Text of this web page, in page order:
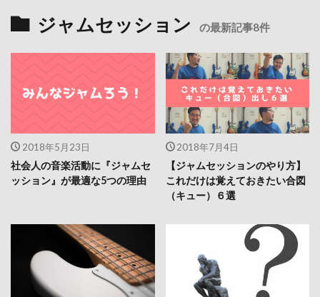
ジャムセッション の最新記事8件
2018年5月23日
社会人の音楽活動に『ジャムセ
ッション』が最適な5つの理由
2018年7月4日
【ジャムセッションのやり方】
これだけは覚えておきたい合図
（キュー）６選